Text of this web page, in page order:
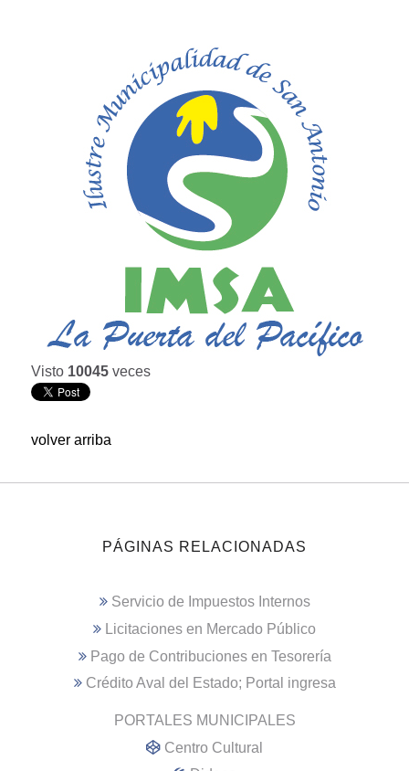
Visto 10045 veces
volver arriba
PÁGINAS RELACIONADAS
Servicio de Impuestos Internos
Licitaciones en Mercado Público
Pago de Contribuciones en Tesorería
Crédito Aval del Estado; Portal ingresa
PORTALES MUNICIPALES
Centro Cultural